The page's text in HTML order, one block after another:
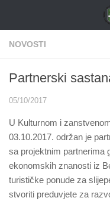
NOVOSTI
Partnerski
05/10/2017
U Kulturnom i
03.10.2017. održan je
sa projektnim partnerima
ekonomskih znanosti iz
turističke ponude za
stvoriti preduvjete za